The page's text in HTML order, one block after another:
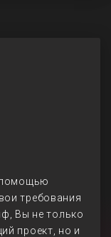
помощью
требования
Вы не только
проект, но и